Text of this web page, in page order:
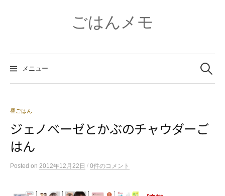
ス
キ
プ
ごはんメモ
メニュー
索:
昼ごはん
ジェノベーゼとかぶのチャウダーご
はん
Posted on 2012年12月22日 / 0件のコメント